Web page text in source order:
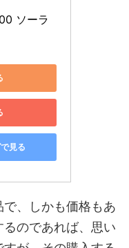
ソーラ
見る
、しかも価格もあ
のであれば、思い